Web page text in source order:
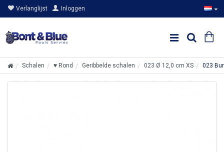
Verlanglijst Inloggen
Schalen ♥ Rond Geribbelde schalen 023 Ø 12,0 cm XS 023